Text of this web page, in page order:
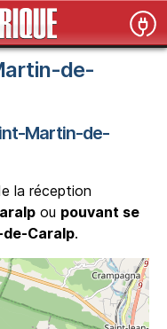
de-
Martin-de-
la réception
ou pouvant se
Caralp.